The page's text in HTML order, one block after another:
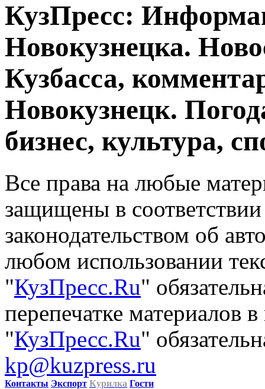
КузПресс:
Новокузнецка.
Кузбасса,
Новокузнецк.
бизнес, культура,
Все права на любые
защищены в
законодательством об
любом использовании
"КузПресс.Ru"
перепечатке материалов
"КузПресс.Ru"
kp@kuzpress.ru
Контакты Экспорт Курилка Гости